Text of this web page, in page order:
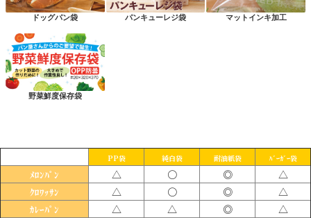
ドッグパン袋 パンキューレジ袋 マットインキ加工
野菜鮮度保存袋
PP袋 純白袋 耐油紙袋 ﾊﾞｰｶﾞｰ袋
ﾒﾛﾝﾊﾟﾝ △ 〇 ◎ △
ｸﾛﾜｯｻﾝ △ 〇 ◎ △
ｶﾚｰﾊﾟﾝ △ △ ◎ △